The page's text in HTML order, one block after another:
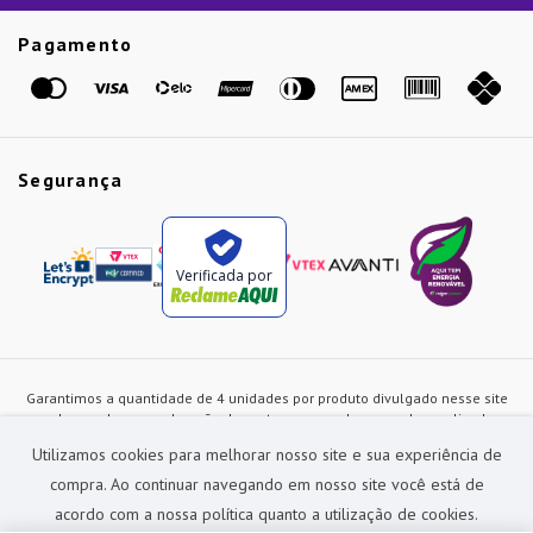
Utilizamos cookies para melhorar nosso site e sua experiência de
compra. Ao continuar navegando em nosso site você está de
acordo com a nossa política quanto a utilização de cookies.
Pagamento
Segurança
Verificada por
Garantimos a quantidade de 4 unidades por produto divulgado nesse site
ou de acordo com a duração dos estoques, sendo as vendas realizadas
alterados a qualquer instante sem prévia comunicação e são exclusivos
para a loja virtual, não restando nenhuma obrigação de prática similar nas
lojas físicas da rede Preçolandia. Todas as imagens dos produtos são
meramente ilustrativas.